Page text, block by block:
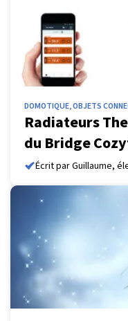
DOMOTIQUE, OBJETS
Radiateurs
du Bridge
Écrit par Guillaume,